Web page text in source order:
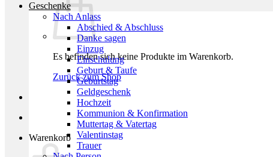
Es befinden sich keine Produkte im Warenkorb.
Zurück zum Shop
Warenkorb
Geschenke
Nach Anlass
Abschied & Abschluss
Danke sagen
Einzug
Einschulung
Geburt & Taufe
Geburtstag
Geldgeschenk
Hochzeit
Kommunion & Konfirmation
Muttertag & Vatertag
Valentinstag
Trauer